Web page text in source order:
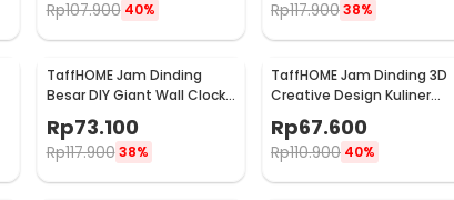
Rp107.900 40% Rp117.90038%
TaffHOME Jam Dinding
Besar DIY Giant Wall Clock
90-100cm - DIY-104
Rp73.100
Rp117.900 38%
TaffHOME Jam Dinding 3D
Creative Design Kuliner
Sendok Garpu 30.5cm -
T6806
Rp67.600
Rp110.900 40%